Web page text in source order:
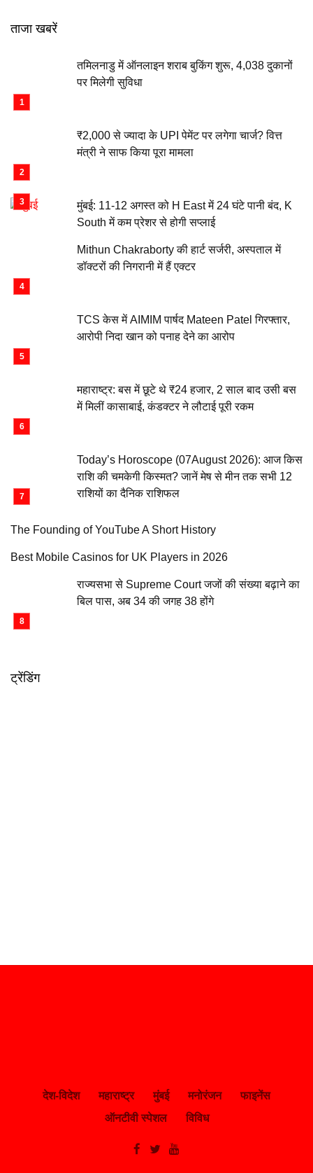
ताजा खबरें
तमिलनाडु में ऑनलाइन शराब बुकिंग शुरू, 4,038 दुकानों
पर मिलेगी सुविधा
₹2,000 से ज्यादा के UPI पेमेंट पर लगेगा चार्ज? वित्त
मंत्री ने साफ किया पूरा मामला
मुंबई: 11-12 अगस्त को H East में 24 घंटे पानी बंद, K
South में कम प्रेशर से होगी सप्लाई
Mithun Chakraborty की हार्ट सर्जरी, अस्पताल में
डॉक्टरों की निगरानी में हैं एक्टर
TCS केस में AIMIM पार्षद Mateen Patel गिरफ्तार,
आरोपी निदा खान को पनाह देने का आरोप
महाराष्ट्र: बस में छूटे थे ₹24 हजार, 2 साल बाद उसी बस
में मिलीं कासाबाई, कंडक्टर ने लौटाई पूरी रकम
Today’s Horoscope (07August 2026): आज किस
राशि की चमकेगी किस्मत? जानें मेष से मीन तक सभी 12
राशियों का दैनिक राशिफल
The Founding of YouTube A Short History
Best Mobile Casinos for UK Players in 2026
राज्यसभा से Supreme Court जजों की संख्या बढ़ाने का
बिल पास, अब 34 की जगह 38 होंगे
ट्रेंडिंग
देश-विदेश महाराष्ट्र मुंबई मनोरंजन
फाइनेंस
ऑनटीवी स्पेशल
विविध